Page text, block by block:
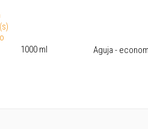
1000 ml Aguja -